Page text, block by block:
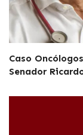
Caso
Senador